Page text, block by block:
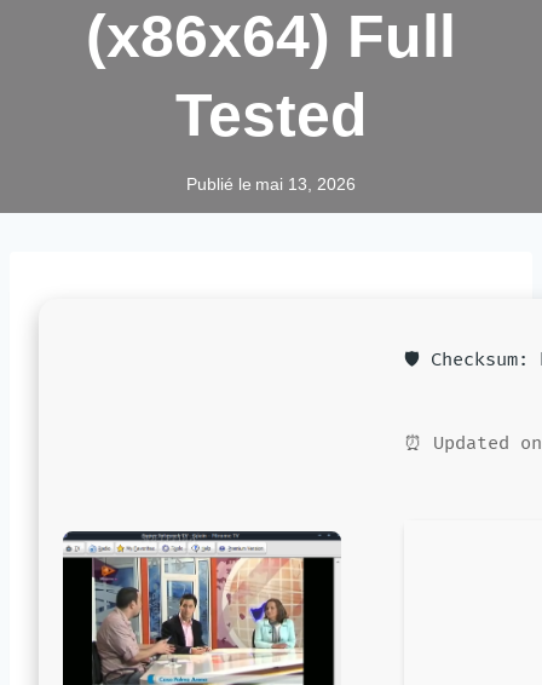
(x86x64) Full
Tested
Publié le mai 13, 2026
🛡️ Checksum:
⏰ Updated